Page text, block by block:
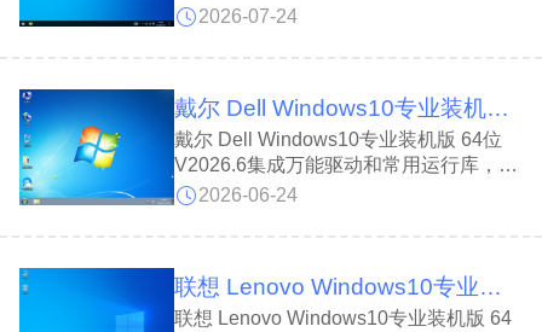
改善老旧设备安装缓慢问题，装机效率更
V2026.7首次进桌面自动清理残留病毒，
优化磁盘、网络相关设置，关闭多余安全
筛选功能，全方位提升整机运行与上网速
度。
2026-07-24
戴尔 Dell Windows10专业装机版 64位 V2026.6
戴尔 Dell Windows10专业装机版 64位
V2026.6集成万能驱动和常用运行库，优
化后运行更流畅，支持指纹识别和人脸登
位 V2026.6系统保留商店功能可登微软账
顾了性能与实用性。
2026-06-24
联想 Lenovo Windows10专业装机版 64位 V2026.6
联想 Lenovo Windows10专业装机版 64